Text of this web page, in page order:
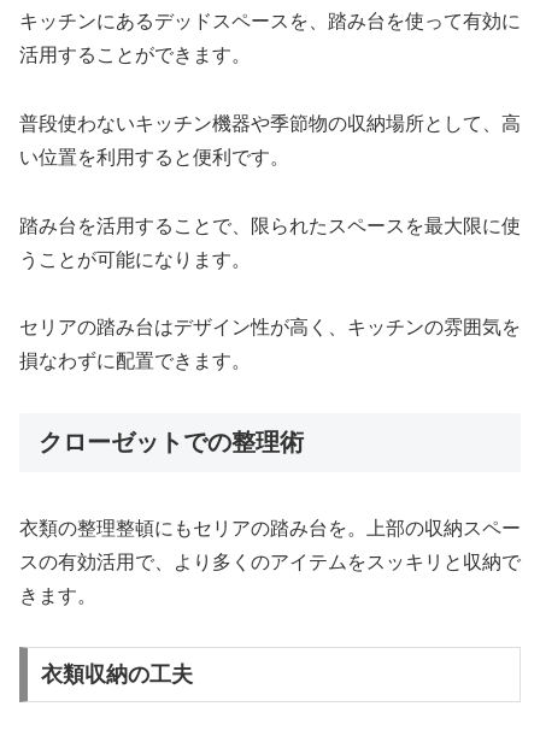
キッチンにあるデッドスペースを、踏み台を使って有効に
活用することができます。
普段使わないキッチン機器や季節物の収納場所として、高
い位置を利用すると便利です。
踏み台を活用することで、限られたスペースを最大限に使
うことが可能になります。
セリアの踏み台はデザイン性が高く、キッチンの雰囲気を
損なわずに配置できます。
クローゼットでの整理術
衣類の整理整頓にもセリアの踏み台を。上部の収納スペー
スの有効活用で、より多くのアイテムをスッキリと収納で
きます。
衣類収納の工夫